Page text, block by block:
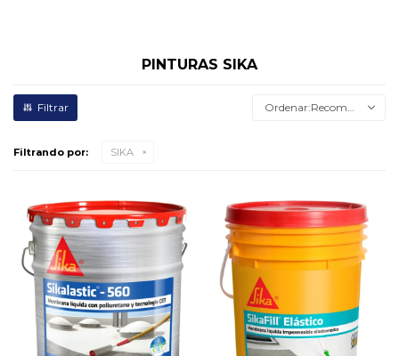
PINTURAS SIKA
Recomendados
Filtrando por: SIKA